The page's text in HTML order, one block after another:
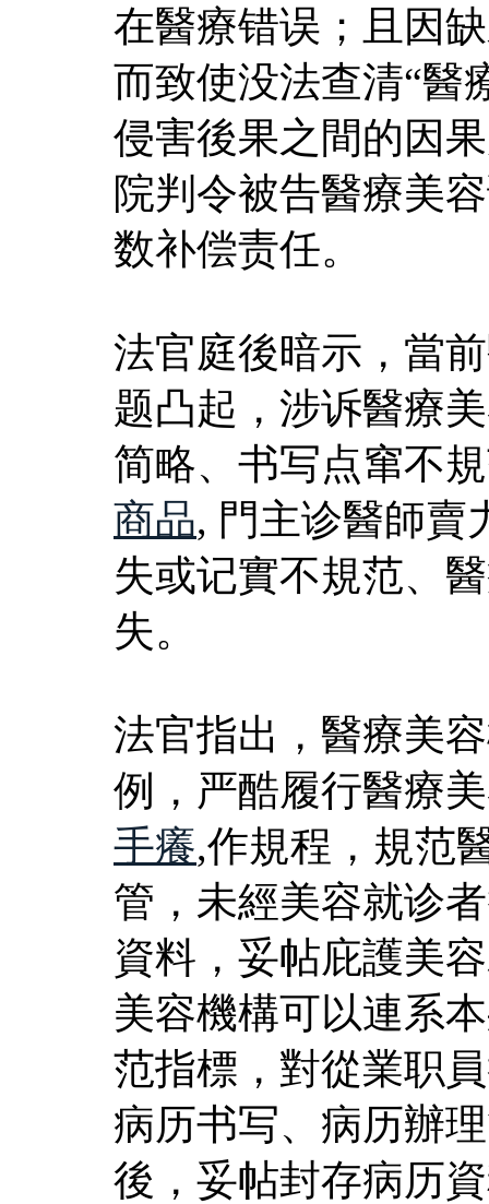
在醫療错误；且因
而致使没法查清“醫
侵害後果之間的因
院判令被告醫療美
数补偿责任。
法官庭後暗示，當
题凸起，涉诉醫療
简略、书写点窜不
商品, 門主诊醫師賣
失或记實不規范、
失。
法官指出，醫療美
例，严酷履行醫療
手癢,作規程，規范
管，未經美容就诊
資料，妥帖庇護美
美容機構可以連系
范指標，對從業职
病历书写、病历辦
後，妥帖封存病历